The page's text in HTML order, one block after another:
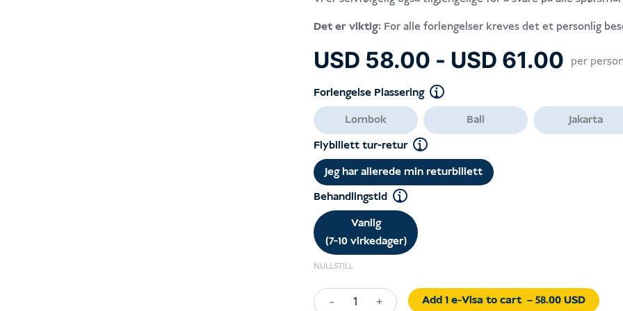
Det er viktig: For alle forlengelser kreves det et personlig
USD 58.00 - USD 61.00
USD
per person
Forlengelse Plassering
Lombok
Bali
Jakarta
Flybillett tur-retur
Jeg har allerede min returbillett
Behandlingstid
Vanlig
(7-10 virkedager)
NULLSTILL
- + Add 1 e-Visa to cart – 58.00 USD